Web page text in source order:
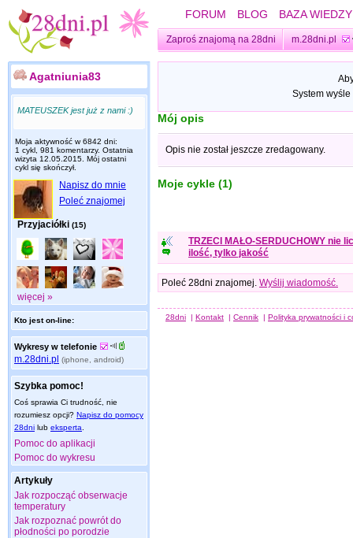
FORUM BLOG BAZA WIEDZY
Zaproś znajomą na 28dni m.28dni.pl
Agatniunia83
MATEUSZEK jest już z nami :)
Moja aktywność w 6842 dni:
1 cykl, 981 komentarzy. Ostatnia
wizyta 12.05.2015 . Mój ostatni
cykl się skończył.
Napisz do mnie
Poleć znajomej
Przyjaciółki (15)
więcej »
Kto jest on-line:
Wykresy w telefonie
m.28dni.pl (iphone, android)
Szybka pomoc!
Coś sprawia Ci trudność, nie
rozumiesz opcji? Napisz do pomocy
28dni lub eksperta
Pomoc do aplikacji
Pomoc do wykresu
Artykuły
Jak rozpocząć obserwacje
temperatury
Jak rozpoznać powrót do
płodności po porodzie
System
Mój opis
Opis nie został jeszcze zredagowany.
Moje cykle (1)
TRZECI MAŁO-SERDUCHOWY nie
ilość, tylko jakość
Poleć 28dni znajomej. Wyślij wiadomość.
28dni | Kontakt | Cennik | Polityka prywatności i